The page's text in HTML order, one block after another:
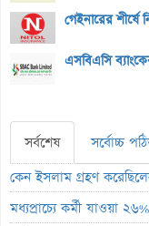
গেইনারের শীর্ষে
এসবিএসি
সর্বশেষ
সর্বোচ্চ
কেন ইসলাম গ্রহণ
মধ্যপ্রাচ্যে কর্মী যাওয়া